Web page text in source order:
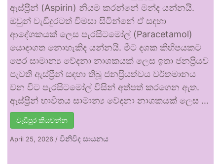
ඇස්ප්‍රීන් (Aspirin) නියම කරන්නේ මන්ද යන්නයි.
ඔවුන් වැඩිදුරටත් විමසා සිටින්නේ ඒ සඳහා
ආදේශකයක් ලෙස පැරසිටමෝල් (Paracetamol)
යොදාගත නොහැකිද යන්නයි. මීට දශක කිහිපයකට
පෙර සාමාන්‍ය වේදනා නාශකයක් ලෙස ඉතා ජනප්‍රියව
පැවති ඇස්ප්‍රීන් සඳහා තිබූ ජනප්‍රියත්වය වර්තමානය
වන විට පැරසිටමෝල් විසින් අත්පත් කරගෙන ඇත.
ඇස්ප්‍රීන් භාවිතය සාමාන්‍ය වේදනා නාශකයක් ලෙස …
වැඩිපුර කියවන්න
April 25, 2026 / විනිවිද සායනය